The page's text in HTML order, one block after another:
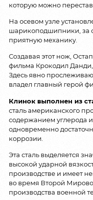
которую можно
На осевом узле
шарикоподшипники, за
приятную механику.
Создавая этот нож,
фильма Крокодил
Здесь явно
владел главный герой
Клинок выполнен из
сталь американского
содержанием углерода и
одновременно
коррозии.
Эта сталь выделяется
высокой ударной
производстве и имеет
во время Второй
производства военной